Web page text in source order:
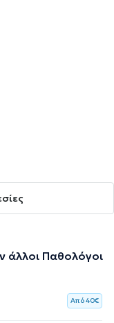
άλλοι Παθολόγοι
Aπό 40€